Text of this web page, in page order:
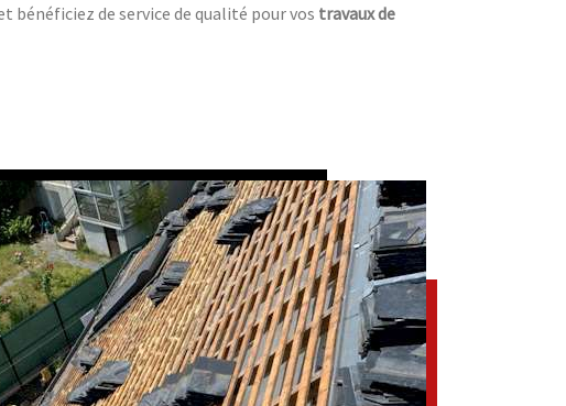
bénéficiez de service de qualité pour vos travaux de